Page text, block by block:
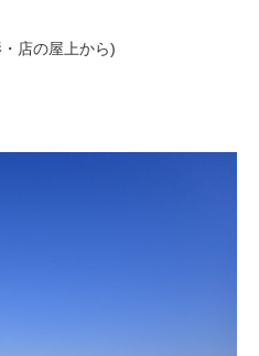
店の屋上から)